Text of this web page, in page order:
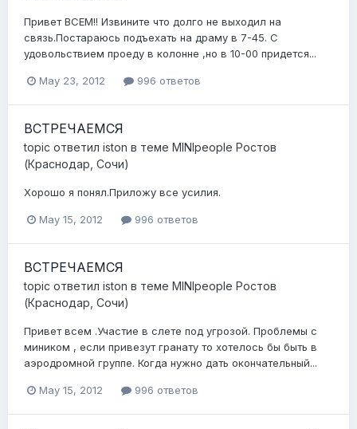
Привет ВСЕМ!! Извините что долго не выходил на
связь.Постараюсь подъехать на драму в 7-45. С
удовольствием проеду в колонне ,но в 10-00 придется...
May 23, 2012 996 ответов
ВСТРЕЧАЕМСЯ
topic ответил iston в теме MINIpeople Ростов
(Краснодар, Сочи)
Хорошо я понял.Приложу все усилия.
May 15, 2012 996 ответов
ВСТРЕЧАЕМСЯ
topic ответил iston в теме MINIpeople Ростов
(Краснодар, Сочи)
Привет всем .Участие в слете под угрозой. Проблемы с
миником , если привезут гранату то хотелось бы быть в
аэродромной группе. Когда нужно дать окончательный...
May 15, 2012 996 ответов